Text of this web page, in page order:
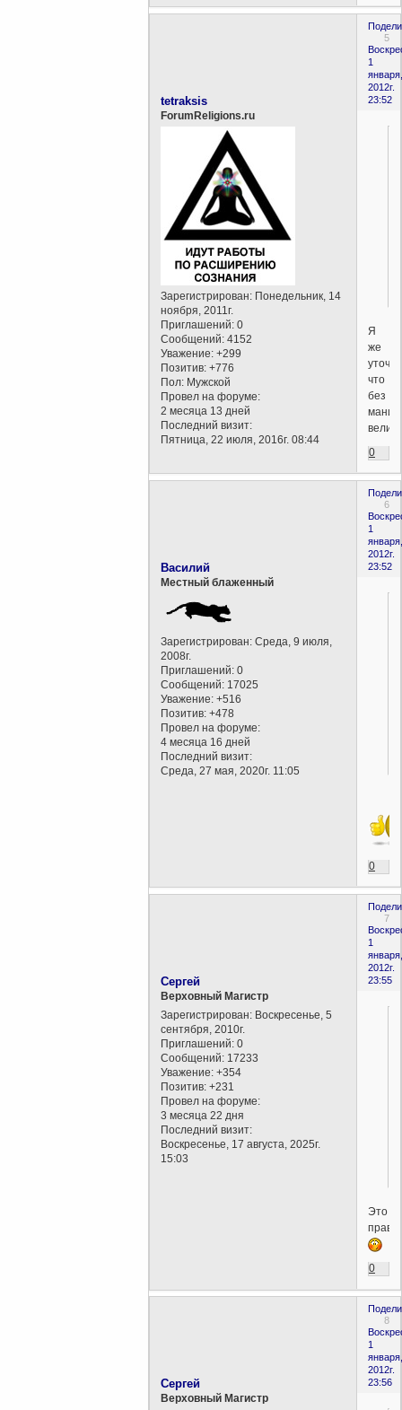
5
1
января,
2012г.
23:52
tetraksis
ForumReligions.ru
Зарегистрирован: Понедельник, 14
ноября, 2011г.
Приглашений: 0
Сообщений: 4152
Уважение: +299
Позитив: +776
Пол: Мужской
Провел на форуме:
2 месяца 13 дней
Последний визит:
Пятница, 22 июля, 2016г. 08:44
Я
же
что
без
мании
0
6
1
января,
2012г.
23:52
Василий
Местный блаженный
Зарегистрирован: Среда, 9 июля,
2008г.
Приглашений: 0
Сообщений: 17025
Уважение: +516
Позитив: +478
Провел на форуме:
4 месяца 16 дней
Последний визит:
Среда, 27 мая, 2020г. 11:05
0
7
1
января,
2012г.
23:55
Сергей
Верховный Магистр
Зарегистрирован: Воскресенье, 5
сентября, 2010г.
Приглашений: 0
Сообщений: 17233
Уважение: +354
Позитив: +231
Провел на форуме:
3 месяца 22 дня
Последний визит:
Воскресенье, 17 августа, 2025г.
15:03
Это
0
8
1
января,
2012г.
23:56
Сергей
Верховный Магистр